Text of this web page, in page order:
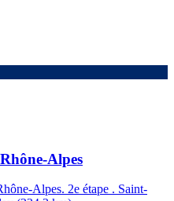
Alpes
Alpes. 2e étape . Saint-